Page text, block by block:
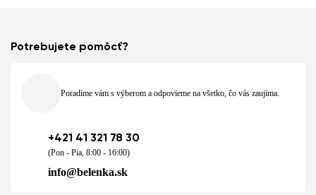
Potrebujete pomôcť?
Poradíme vám s výberom a odpovieme na všetko, čo vás zaujíma.
+421 41 321 78 30
(Pon - Pia, 8:00 - 16:00)
info@belenka.sk